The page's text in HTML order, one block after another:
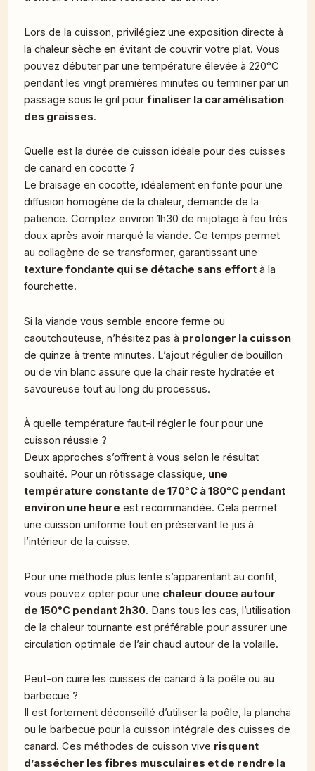
Lors de la cuisson, privilégiez une exposition directe à
la chaleur sèche en évitant de couvrir votre plat. Vous
pouvez débuter par une température élevée à 220°C
pendant les vingt premières minutes ou terminer par un
passage sous le gril pour finaliser la caramélisation
des graisses.
Quelle est la durée de cuisson idéale pour des cuisses
de canard en cocotte ?
Le braisage en cocotte, idéalement en fonte pour une
diffusion homogène de la chaleur, demande de la
patience. Comptez environ 1h30 de mijotage à feu très
doux après avoir marqué la viande. Ce temps permet
au collagène de se transformer, garantissant une
texture fondante qui se détache sans effort à la
fourchette.
Si la viande vous semble encore ferme ou
caoutchouteuse, n’hésitez pas à prolonger la cuisson
de quinze à trente minutes. L’ajout régulier de bouillon
ou de vin blanc assure que la chair reste hydratée et
savoureuse tout au long du processus.
À quelle température faut-il régler le four pour une
cuisson réussie ?
Deux approches s’offrent à vous selon le résultat
souhaité. Pour un rôtissage classique, une
température constante de 170°C à 180°C pendant
environ une heure est recommandée. Cela permet
une cuisson uniforme tout en préservant le jus à
l’intérieur de la cuisse.
Pour une méthode plus lente s’apparentant au confit,
vous pouvez opter pour une chaleur douce autour
de 150°C pendant 2h30. Dans tous les cas, l’utilisation
de la chaleur tournante est préférable pour assurer une
circulation optimale de l’air chaud autour de la volaille.
Peut-on cuire les cuisses de canard à la poêle ou au
barbecue ?
Il est fortement déconseillé d’utiliser la poêle, la plancha
ou le barbecue pour la cuisson intégrale des cuisses de
canard. Ces méthodes de cuisson vive risquent
d’assécher les fibres musculaires et de rendre la